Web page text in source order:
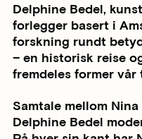
Delphine Bedel,
forlegger basert i
forskning rundt
– en historisk reise
fremdeles former vår
Samtale mellom
Delphine Bedel